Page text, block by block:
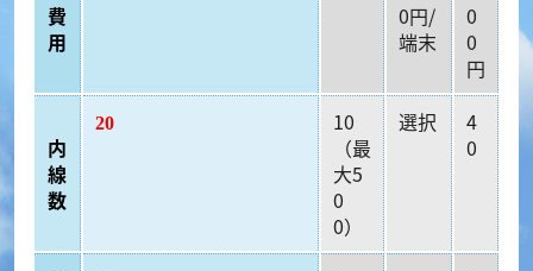
費
用
0円/
端末
0
0
円
内
線
数
20
10
（最
大5
0
0）
選択
4
0